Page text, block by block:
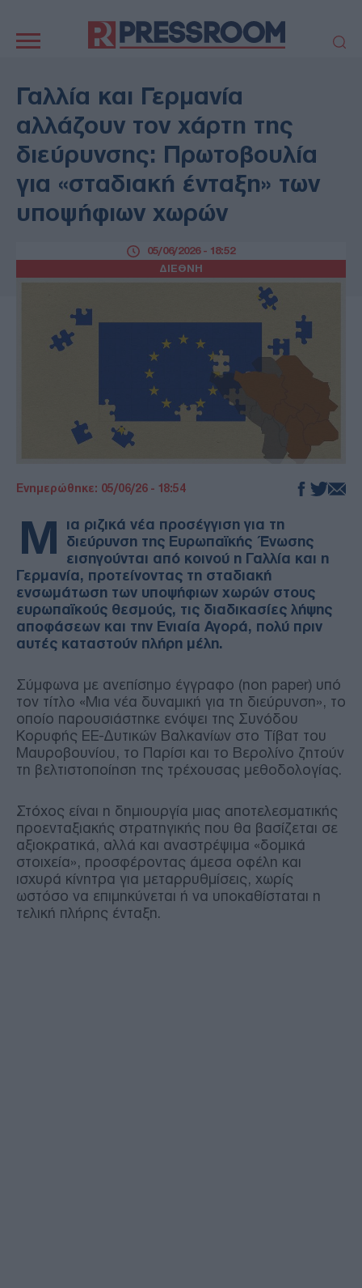
πλοήγηση
ΠΟΛΙΤΙΚΗ
ΤΟΥΡΚΙΑ
ΕΚΚΛΗΣΙΑ
ΑΜΥΝΑ
ΔΙΕΘΝΗ
ΚΥΠΡΟΣ
MEDIA
LIFESTYLE
SPORTS
ΑΥΤΟΔΙΟΙΚΗΣΗ
ΤΕΧΝΟΛΟΓΙΑ
ΠΑΡΑΞΕΝΑ
ΖΩΔΙΑ
Γαλλία και Γερμανία
αλλάζουν τον χάρτη της
διεύρυνσης: Πρωτοβουλία
για «σταδιακή ένταξη» των
υποψήφιων χωρών
ΔΙΕΘΝΗ
05/06/2026 - 18:52
Ενημερώθηκε: 05/06/26 - 18:54
Μ
ια ριζικά νέα προσέγγιση για τη
διεύρυνση της Ευρωπαϊκής Ένωσης
εισηγούνται από κοινού η Γαλλία και η
Γερμανία, προτείνοντας τη σταδιακή
ενσωμάτωση των υποψήφιων χωρών στους
ευρωπαϊκούς θεσμούς, τις διαδικασίες λήψης
αποφάσεων και την Ενιαία Αγορά, πολύ πριν
αυτές καταστούν πλήρη μέλη.
Σύμφωνα με ανεπίσημο έγγραφο (non paper) υπό
τον τίτλο «Μια νέα δυναμική για τη διεύρυνση», το
οποίο παρουσιάστηκε ενόψει της Συνόδου
Κορυφής ΕΕ-Δυτικών Βαλκανίων στο Τίβατ του
Μαυροβουνίου, το Παρίσι και το Βερολίνο ζητούν
τη βελτιστοποίηση της τρέχουσας μεθοδολογίας.
Στόχος είναι η δημιουργία μιας αποτελεσματικής
προενταξιακής στρατηγικής που θα βασίζεται σε
αξιοκρατικά, αλλά και αναστρέψιμα «δομικά
στοιχεία», προσφέροντας άμεσα οφέλη και
ισχυρά κίνητρα για μεταρρυθμίσεις, χωρίς
ωστόσο να επιμηκύνεται ή να υποκαθίσταται η
τελική πλήρης ένταξη.